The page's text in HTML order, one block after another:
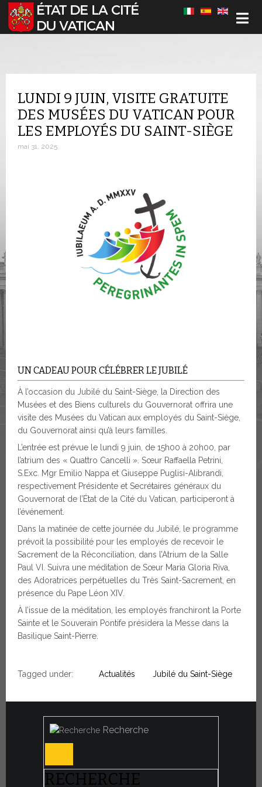
Sélectionnez votre langue
LUNDI 9 JUIN, VISITE GRATUITE
DES MUSÉES DU VATICAN POUR
LES EMPLOYÉS DU SAINT-SIÈGE
mai 31, 2025
UN CADEAU POUR CÉLÉBRER LE JUBILÉ
À l’occasion du Jubilé du Saint-Siège, la Direction des
Musées et des Biens culturels du Gouvernorat offrira une
visite des Musées du Vatican aux employés du Saint-Siège,
du Gouvernorat ainsi qu’à leurs familles.
L’entrée est prévue le lundi 9 juin, de 15h00 à 20h00, par
l’atrium des « Quattro Cancelli ». Sœur Raffaella Petrini,
S.Exc. Mgr Emilio Nappa et Giuseppe Puglisi-Alibrandi,
respectivement Présidente et Secrétaires généraux du
Gouvernorat de l’État de la Cité du Vatican, participeront à
l’événement.
Dans la matinée de cette journée du Jubilé, le programme
prévoit la possibilité pour les employés de recevoir le
Sacrement de la Réconciliation, dans l’Atrium de la Salle
Paul VI. Suivra une méditation de Sœur Maria Gloria Riva,
des Adoratrices perpétuelles du Très Saint-Sacrement, en
présence du Pape Léon XIV.
À l’issue de la méditation, les employés franchiront la Porte
Sainte et le Souverain Pontife présidera la Messe dans la
Basilique Saint-Pierre.
Tagged under: Actualités Jubilé du Saint-Siège
Recherche
RECHERCHE